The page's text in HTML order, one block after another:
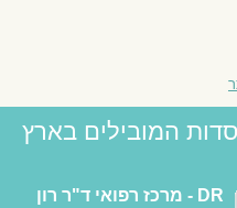
המובילים בארץ
DR - מרכז רפואי ד"ר רון